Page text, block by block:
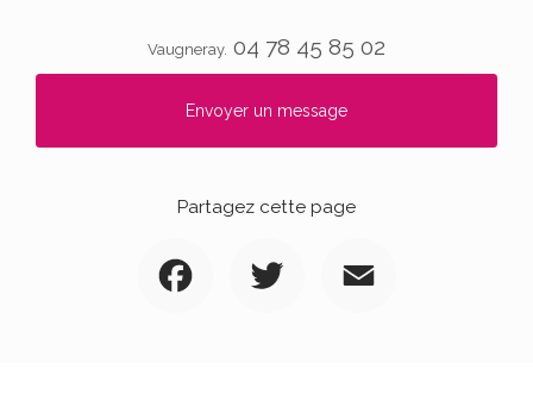
Vaugneray. 04 78 45 85 02
Envoyer un message
Partagez cette page